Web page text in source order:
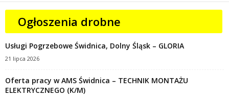
Ogłoszenia drobne
Usługi Pogrzebowe Świdnica, Dolny Śląsk – GLORIA
21 lipca 2026
Oferta pracy w AMS Świdnica – TECHNIK MONTAŻU
ELEKTRYCZNEGO (K/M)